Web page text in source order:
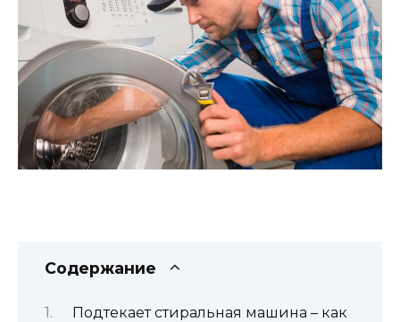
Содержание
Подтекает стиральная машина – как